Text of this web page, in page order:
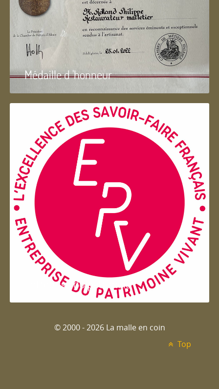
Médaille d 'honneur
Entreprise du patrimoie
© 2000 - 2026 La malle en coin
Top